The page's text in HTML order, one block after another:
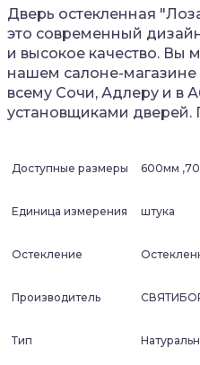
Дверь остекленная
это современный
и высокое качество. Вы
нашем салоне-магазине
всему Сочи, Адлеру и в
установщиками дверей.
Доступные размеры 600мм
Единица измерения штука
Остекление
Производитель
Тип